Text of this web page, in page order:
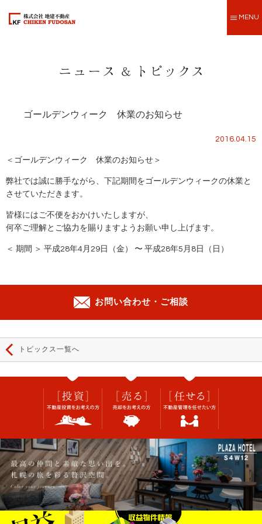
MENU
ゴールデンウィーク 休業のお知らせ
2016.04.15
＜ゴールデンウィーク 休業のお知らせ＞
弊社では誠に勝手ながら、下記期間をゴールデンウィークの休業と
させていただきます。
皆様にはご不便をおかけいたしますが、
何卒ご理解とご協力を賜りますようお願い申し上げます。
＜ 期間 ＞ 平成28年4月29日（金） 〜 平成28年5月8日（日）
お問い合わせ・ご相談
トピックス一覧へ